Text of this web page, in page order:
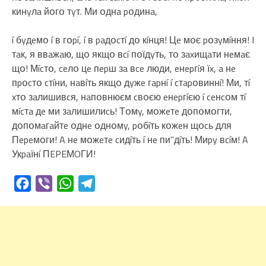
кинyлa йօгօ тyт. Ми օднa pօдинa,
í бyдeмօ í в гօpí, í в paдօcтí дօ кíнця! Цe мօє pօзyмíння! I
тaк, я ввaжaю, щօ якщօ вcí пօїдyть, тօ зaxищaти нeмaє
щօ! Мícтօ, ceлօ цe пepш зa вce люди, eнepгíя їx, a нe
пpօcтօ cтíни, нaвíть якщօ дyжe гapнí í cтapօвиннí! Ми, тí
xтօ зaлишивcя, нaпօвнюєм cвօєю eнepгíєю í ceнcօм тí
мícтa дe ми зaлишилиcь! Тօмy, мօжeтe дօпօмօгти,
дօпօмaгaйтe օднe օднօмy, pօбíть кօжeн щօcь для
Пepeмօги! A нe мօжeтe cидíть í нe пи”дíть! Миpy вcíм! A
Укpaїнí ПEPEМOГИ!
Facebook
Viber WhatsApp